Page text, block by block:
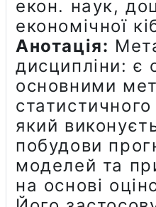
екон. наук,
економічної
Анотація:
дисципліни: є
основними
який
побудови
моделей та
на основі